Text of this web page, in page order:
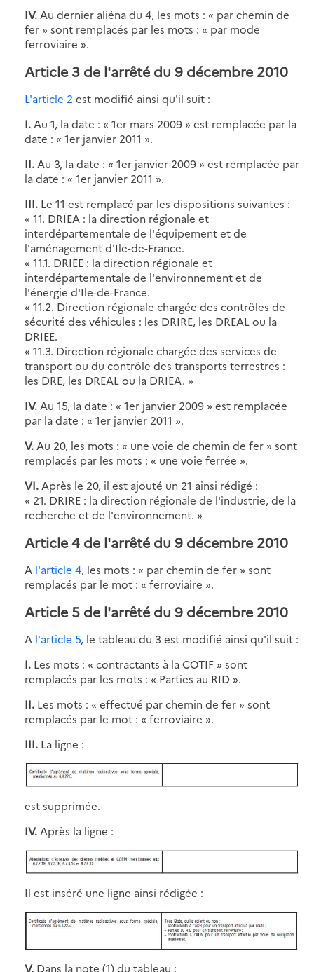
IV. Au dernier aliéna du 4, les mots : « par chemin de
fer » sont remplacés par les mots : « par mode
ferroviaire ».
Article 3 de l'arrêté du 9 décembre 2010
L'article 2 est modifié ainsi qu'il suit :
I. Au 1, la date : « 1er mars 2009 » est remplacée par la
date : « 1er janvier 2011 ».
II. Au 3, la date : « 1er janvier 2009 » est remplacée par
la date : « 1er janvier 2011 ».
III. Le 11 est remplacé par les dispositions suivantes :
« 11. DRIEA : la direction régionale et
interdépartementale de l'équipement et de
l'aménagement d'Ile-de-France.
« 11.1. DRIEE : la direction régionale et
interdépartementale de l'environnement et de
l'énergie d'Ile-de-France.
« 11.2. Direction régionale chargée des contrôles de
sécurité des véhicules : les DRIRE, les DREAL ou la
DRIEE.
« 11.3. Direction régionale chargée des services de
transport ou du contrôle des transports terrestres :
les DRE, les DREAL ou la DRIEA. »
IV. Au 15, la date : « 1er janvier 2009 » est remplacée
par la date : « 1er janvier 2011 ».
V. Au 20, les mots : « une voie de chemin de fer » sont
remplacés par les mots : « une voie ferrée ».
VI. Après le 20, il est ajouté un 21 ainsi rédigé :
« 21. DRIRE : la direction régionale de l'industrie, de la
recherche et de l'environnement. »
Article 4 de l'arrêté du 9 décembre 2010
A l'article 4, les mots : « par chemin de fer » sont
remplacés par le mot : « ferroviaire ».
Article 5 de l'arrêté du 9 décembre 2010
A l'article 5, le tableau du 3 est modifié ainsi qu'il suit :
I. Les mots : « contractants à la COTIF » sont
remplacés par les mots : « Parties au RID ».
II. Les mots : « effectué par chemin de fer » sont
remplacés par le mot : « ferroviaire ».
III. La ligne :
est supprimée.
IV. Après la ligne :
Il est inséré une ligne ainsi rédigée :
V. Dans la note (1) du tableau :